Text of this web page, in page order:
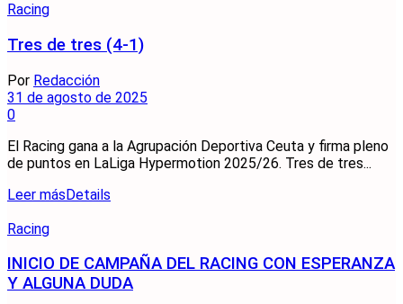
Racing
Tres de tres (4-1)
Por Redacción
31 de agosto de 2025
0
El Racing gana a la Agrupación Deportiva Ceuta y firma pleno
de puntos en LaLiga Hypermotion 2025/26. Tres de tres...
Leer másDetails
Racing
INICIO DE CAMPAÑA DEL RACING CON ESPERANZA
Y ALGUNA DUDA